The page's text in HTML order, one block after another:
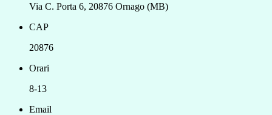
Via C. Porta 6, 20876 Ornago (MB)
CAP
20876
Orari
8-13
Email